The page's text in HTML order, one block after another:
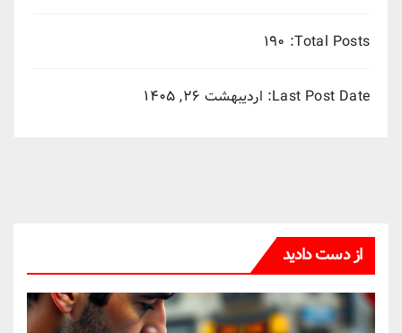
Total Posts: ۱۹۰
Last Post Date: اردیبهشت ۲۶, ۱۴۰۵
از دست دادید